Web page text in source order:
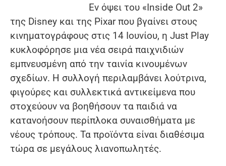
Εν όψει του «Inside Out 2»
της Disney και της Pixar που βγαίνει στους
κινηματογράφους στις 14 Ιουνίου, η Just Play
κυκλοφόρησε μια νέα σειρά παιχνιδιών
εμπνευσμένη από την ταινία κινουμένων
σχεδίων. Η συλλογή περιλαμβάνει λούτρινα,
φιγούρες και συλλεκτικά αντικείμενα που
στοχεύουν να βοηθήσουν τα παιδιά να
κατανοήσουν περίπλοκα συναισθήματα με
νέους τρόπους. Τα προϊόντα είναι διαθέσιμα
τώρα σε μεγάλους λιανοπωλητές.